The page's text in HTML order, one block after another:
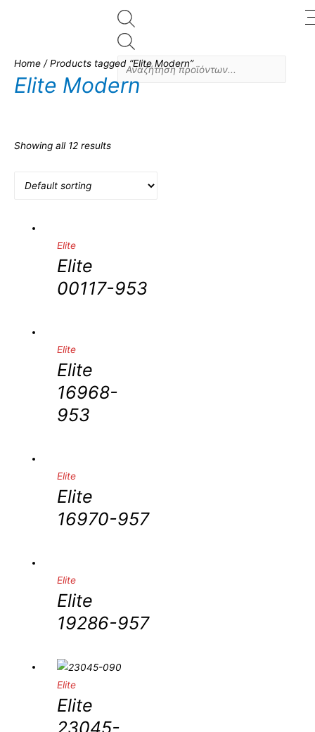
search
Home / Products tagged “Elite Modern”
Elite Modern
Κατηγορίες
Στυλ
Κλασσικό
Μοντέρνο
Παιδικό(0)
Showing all 12 results
Elite
Elite
00117-953
Elite
Elite
16968-
953
Elite
Elite
16970-957
Elite
Elite
19286-957
Elite
Elite